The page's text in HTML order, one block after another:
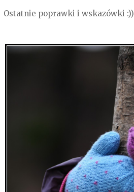
Ostatnie poprawki i wskazówki :))